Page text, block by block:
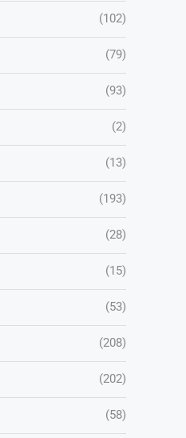
(102)
(79)
(93)
(2)
(13)
(193)
(28)
(15)
(53)
(208)
(202)
(58)